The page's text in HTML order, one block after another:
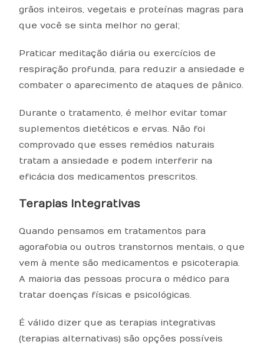
grãos inteiros, vegetais e proteínas magras para
que você se sinta melhor no geral;
Praticar meditação diária ou exercícios de
respiração profunda, para reduzir a ansiedade e
combater o aparecimento de ataques de pânico.
Durante o tratamento, é melhor evitar tomar
suplementos dietéticos e ervas. Não foi
comprovado que esses remédios naturais
tratam a ansiedade e podem interferir na
eficácia dos medicamentos prescritos.
Terapias Integrativas
Quando pensamos em tratamentos para
agorafobia ou outros transtornos mentais, o que
vem à mente são medicamentos e psicoterapia.
A maioria das pessoas procura o médico para
tratar doenças físicas e psicológicas.
É válido dizer que as terapias integrativas
(terapias alternativas) são opções possíveis